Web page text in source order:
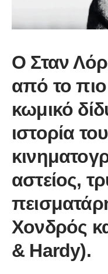
Ο Σταν
από το
κωμικό
ιστορία του
αστείος,
Χονδρός
& Hardy).